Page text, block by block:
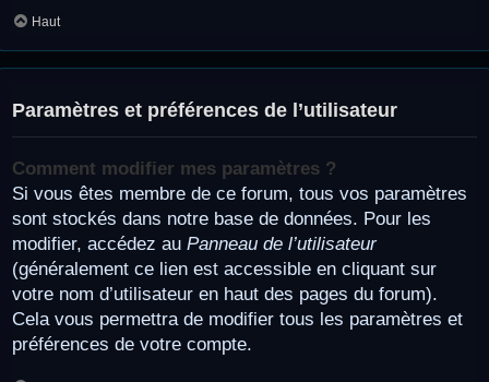
Haut
Paramètres et préférences de l’utilisateur
Comment modifier mes paramètres ?
Si vous êtes membre de ce forum, tous vos paramètres
sont stockés dans notre base de données. Pour les
modifier, accédez au Panneau de l’utilisateur
(généralement ce lien est accessible en cliquant sur
votre nom d’utilisateur en haut des pages du forum).
Cela vous permettra de modifier tous les paramètres et
préférences de votre compte.